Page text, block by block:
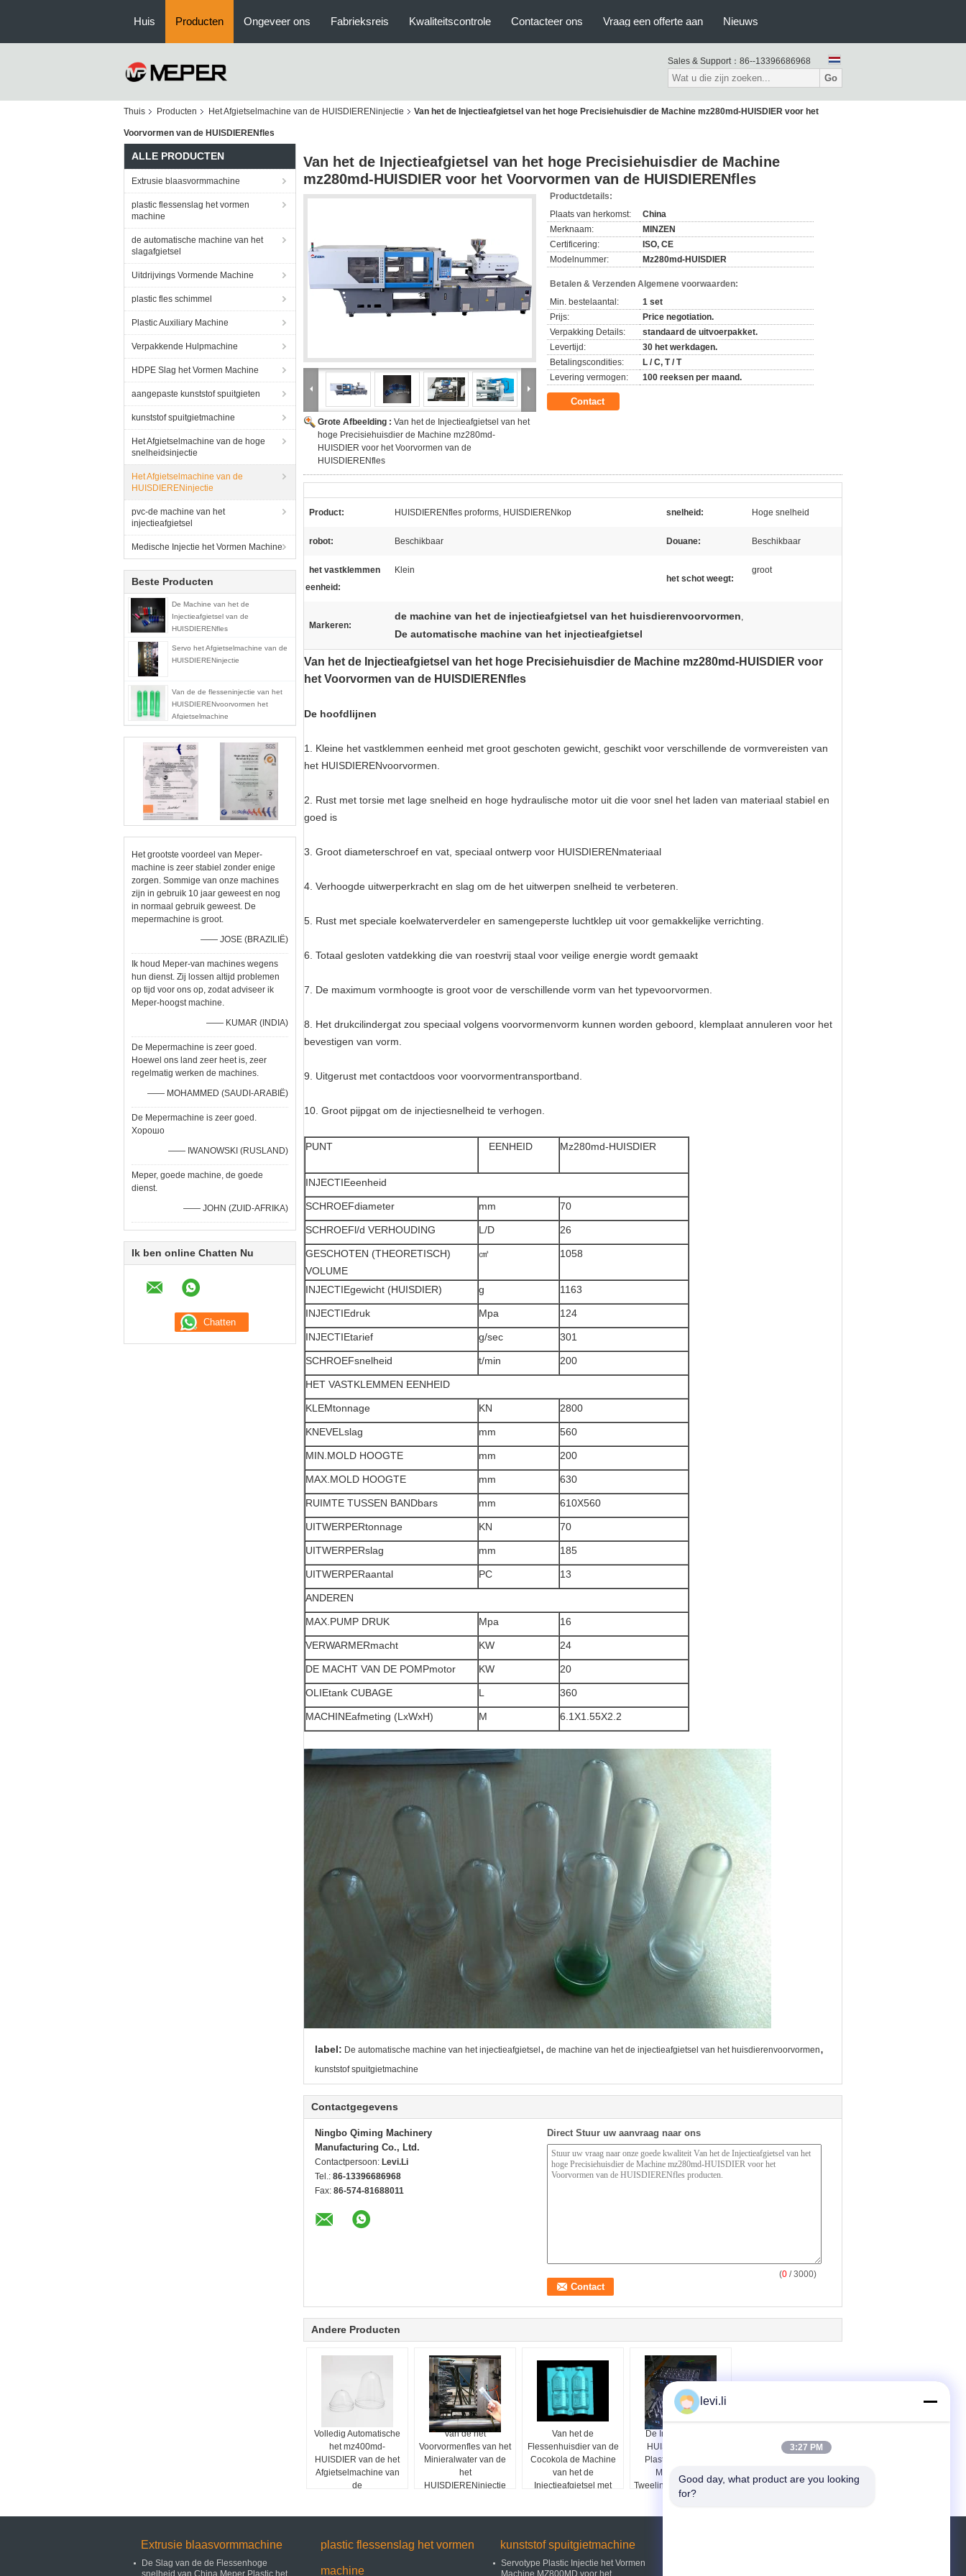
Huis Producten Ongeveer ons Fabrieksreis Kwaliteitscontrole Contacteer ons Vraag een offerte aan Nieuws
Sales & Support： 86--13396686968
Go
Thuis Producten Het Afgietselmachine van de HUISDIERENinjectie Van het de Injectieafgietsel van het hoge Precisiehuisdier de Machine mz280md-HUISDIER voor het
Voorvormen van de HUISDIERENfles
ALLE PRODUCTEN
Extrusie blaasvormmachine
plastic flessenslag het vormen
machine
de automatische machine van het
slagafgietsel
Uitdrijvings Vormende Machine
plastic fles schimmel
Plastic Auxiliary Machine
Verpakkende Hulpmachine
HDPE Slag het Vormen Machine
aangepaste kunststof spuitgieten
kunststof spuitgietmachine
Het Afgietselmachine van de hoge
snelheidsinjectie
Het Afgietselmachine van de
HUISDIERENinjectie
pvc-de machine van het
injectieafgietsel
Medische Injectie het Vormen Machine
Beste Producten
De Machine van het de
Injectieafgietsel van de
HUISDIERENfles
Servo het Afgietselmachine van de
HUISDIERENinjectie
Van de de flesseninjectie van het
HUISDIERENvoorvormen het
Afgietselmachine
Het grootste voordeel van Meper-
machine is zeer stabiel zonder enige
zorgen. Sommige van onze machines
zijn in gebruik 10 jaar geweest en nog
in normaal gebruik geweest. De
mepermachine is groot.
—— JOSE (BRAZILIË)
Ik houd Meper-van machines wegens
hun dienst. Zij lossen altijd problemen
op tijd voor ons op, zodat adviseer ik
Meper-hoogst machine.
—— KUMAR (INDIA)
De Mepermachine is zeer goed.
Hoewel ons land zeer heet is, zeer
regelmatig werken de machines.
—— MOHAMMED (SAUDI-ARABIË)
De Mepermachine is zeer goed.
Хорошо
—— IWANOWSKI (RUSLAND)
Meper, goede machine, de goede
dienst.
—— JOHN (ZUID-AFRIKA)
Ik ben online Chatten Nu
Van het de Injectieafgietsel van het hoge Precisiehuisdier de Machine
mz280md-HUISDIER voor het Voorvormen van de HUISDIERENfles
Grote Afbeelding : Van het de Injectieafgietsel van het
hoge Precisiehuisdier de Machine mz280md-
HUISDIER voor het Voorvormen van de
HUISDIERENfles
Productdetails:
Plaats van herkomst:
China
Merknaam:
MINZEN
Certificering:
ISO, CE
Modelnummer:
Mz280md-HUISDIER
Betalen & Verzenden Algemene voorwaarden:
Min. bestelaantal:
1 set
Prijs:
Price negotiation.
Verpakking Details:
standaard de uitvoerpakket.
Levertijd:
30 het werkdagen.
Betalingscondities:
L / C, T / T
Levering vermogen:
100 reeksen per maand.
Contact
Product: HUISDIERENfles proforms, HUISDIERENkop snelheid: Hoge snelheid
robot: Beschikbaar Douane: Beschikbaar
het vastklemmen
eenheid:
Klein
het schot weegt:
groot
Markeren:
de machine van het de injectieafgietsel van het huisdierenvoorvormen,
De automatische machine van het injectieafgietsel
Van het de Injectieafgietsel van het hoge Precisiehuisdier de Machine mz280md-HUISDIER voor
het Voorvormen van de HUISDIERENfles
De hoofdlijnen
1. Kleine het vastklemmen eenheid met groot geschoten gewicht, geschikt voor verschillende de vormvereisten van
het HUISDIERENvoorvormen.
2. Rust met torsie met lage snelheid en hoge hydraulische motor uit die voor snel het laden van materiaal stabiel en
goed is
3. Groot diameterschroef en vat, speciaal ontwerp voor HUISDIERENmateriaal
4. Verhoogde uitwerperkracht en slag om de het uitwerpen snelheid te verbeteren.
5. Rust met speciale koelwaterverdeler en samengeperste luchtklep uit voor gemakkelijke verrichting.
6. Totaal gesloten vatdekking die van roestvrij staal voor veilige energie wordt gemaakt
7. De maximum vormhoogte is groot voor de verschillende vorm van het typevoorvormen.
8. Het drukcilindergat zou speciaal volgens voorvormenvorm kunnen worden geboord, klemplaat annuleren voor het
bevestigen van vorm.
9. Uitgerust met contactdoos voor voorvormentransportband.
10. Groot pijpgat om de injectiesnelheid te verhogen.
PUNT EENHEID Mz280md-HUISDIER
INJECTIEeenheid
SCHROEFdiameter mm 70
SCHROEFl/d VERHOUDING L/D 26
GESCHOTEN (THEORETISCH)
VOLUME
㎤ 1058
INJECTIEgewicht (HUISDIER) g 1163
INJECTIEdruk Mpa 124
INJECTIEtarief g/sec 301
SCHROEFsnelheid t/min 200
HET VASTKLEMMEN EENHEID
KLEMtonnage KN 2800
KNEVELslag mm 560
MIN.MOLD HOOGTE mm 200
MAX.MOLD HOOGTE mm 630
RUIMTE TUSSEN BANDbars mm 610X560
UITWERPERtonnage KN 70
UITWERPERslag mm 185
UITWERPERaantal PC 13
ANDEREN
MAX.PUMP DRUK Mpa 16
VERWARMERmacht KW 24
DE MACHT VAN DE POMPmotor KW 20
OLIEtank CUBAGE L 360
MACHINEafmeting (LxWxH) M 6.1X1.55X2.2
label: De automatische machine van het injectieafgietsel , de machine van het de injectieafgietsel van het huisdierenvoorvormen,
kunststof spuitgietmachine
Contactgegevens
Ningbo Qiming Machinery
Manufacturing Co., Ltd.
Contactpersoon: Levi.Li
Tel.: 86-13396686968
Fax: 86-574-81688011
Direct Stuur uw aanvraag naar ons
(0 / 3000)
Andere Producten
Volledig Automatische
het mz400md-
HUISDIER van de het
Afgietselmachine van
de
Van de het
Voorvormenfles van het
Minieralwater van de
het
HUISDIERENinjectie
Van het de
Flessenhuisdier van de
Cocokola de Machine
van het de
Injectieafgietsel met
De Injectie van de
HUISDIERENfles
Plastic het Vormen
Machine met
Tweelingvervoercilinder
Extrusie blaasvormmachine
De Slag van de de Flessenhoge
snelheid van China Meper Plastic het
plastic flessenslag het vormen
machine
kunststof spuitgietmachine
Servotype Plastic Injectie het Vormen
Machine MZ800MD voor het
levi.li
3:27 PM
Good day, what product are you looking
for?